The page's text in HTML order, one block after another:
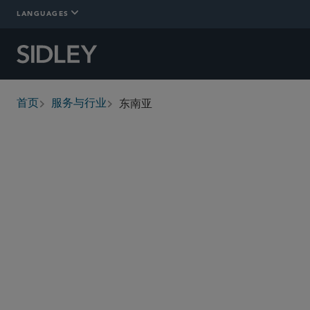
LANGUAGES
breadcrumbs
首页 服务与行业 东南亚